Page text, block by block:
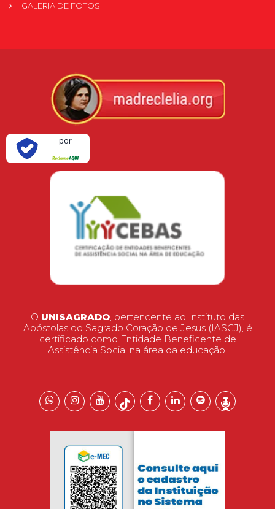
GALERIA DE FOTOS
por
O UNISAGRADO, pertencente ao Instituto das
Apóstolas do Sagrado Coração de Jesus (IASCJ), é
certificado como Entidade Beneficente de
Assistência Social na área da educação.